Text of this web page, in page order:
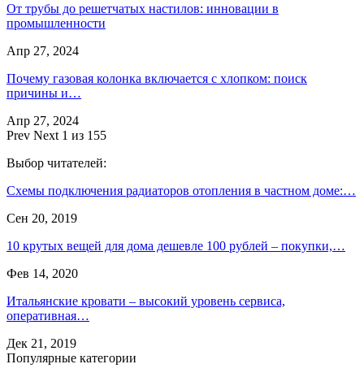
От трубы до решетчатых настилов: инновации в
промышленности
Апр 27, 2024
Почему газовая колонка включается с хлопком: поиск
причины и…
Апр 27, 2024
Prev Next 1 из 155
Выбор читателей:
Схемы подключения радиаторов отопления в частном доме:…
Сен 20, 2019
10 крутых вещей для дома дешевле 100 рублей – покупки,…
Фев 14, 2020
Итальянские кровати – высокий уровень сервиса,
оперативная…
Дек 21, 2019
Популярные категории